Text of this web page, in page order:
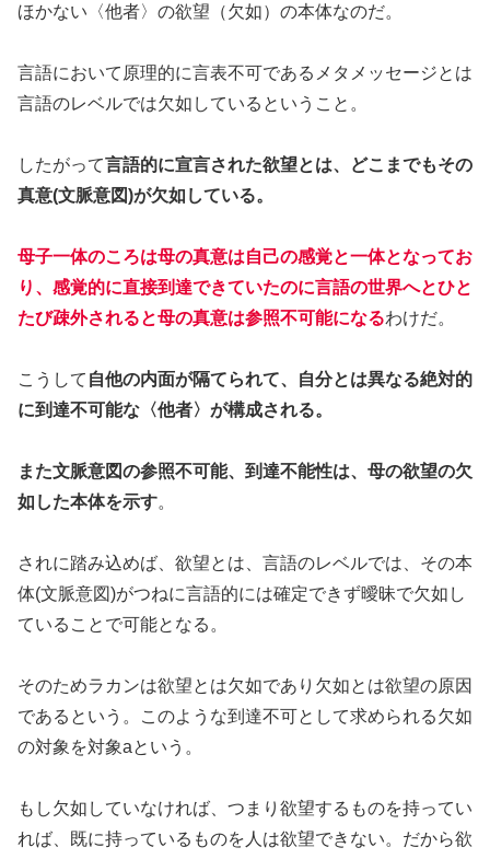
ほかない〈他者〉の欲望（欠如）の本体なのだ。
言語において原理的に言表不可であるメタメッセージとは
言語のレベルでは欠如しているということ。
したがって言語的に宣言された欲望とは、どこまでもその
真意(文脈意図)が欠如している。
母子一体のころは母の真意は自己の感覚と一体となってお
り、感覚的に直接到達できていたのに言語の世界へとひと
たび疎外されると母の真意は参照不可能になるわけだ。
こうして 自他の内面が隔てられて、自分とは異なる絶対的
に到達不可能な〈他者〉が構成される。
また文脈意図の参照不可能、到達不能性は、母の欲望の欠
如した本体を示す。
されに踏み込めば、欲望とは、言語のレベルでは、その本
体(文脈意図)がつねに言語的には確定できず曖昧で欠如し
ていることで可能となる。
そのためラカンは欲望とは欠如であり欠如とは欲望の原因
であるという。このような到達不可として求められる欠如
の対象を対象aという。
もし欠如していなければ、つまり欲望するものを持ってい
れば、既に持っているものを人は欲望できない。だから欲